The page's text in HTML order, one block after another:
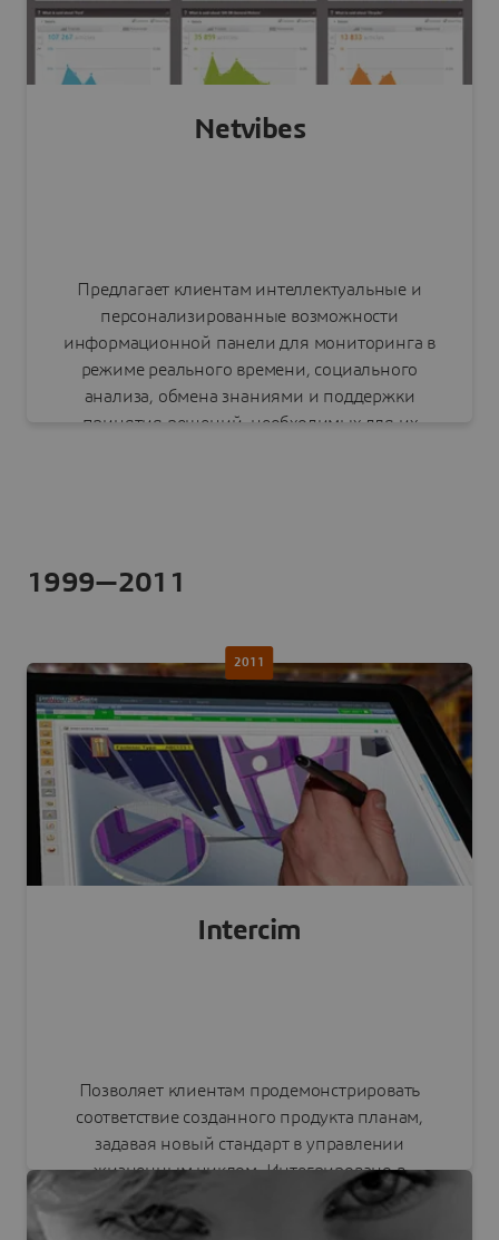
Читать пресс-релиз
Netvibes
Предлагает клиентам интеллектуальные и
персонализированные возможности
информационной панели для мониторинга в
режиме реального времени, социального
анализа, обмена знаниями и поддержки
принятия решений, необходимых для их
1999—2011
2011
Intercim
Позволяет клиентам продемонстрировать
соответствие созданного продукта планам,
задавая новый стандарт в управлении
жизненным циклом. Интегрировано в